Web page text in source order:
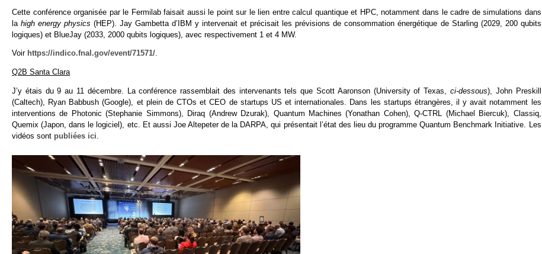
Cette conférence organisée par le Fermilab faisait aussi le point sur le lien entre calcul quantique et HPC, notamment dans le cadre de simulations dans
lahigh energy physics (HEP). Jay Gambetta d’IBM y intervenait et précisait les prévisions de consommation énergétique de Starling (2029, 200 qubits
logiques) et BlueJay (2033, 2000 qubits logiques), avec respectivement 1 et 4 MW.
Voir https://indico.fnal.gov/event/71571/.
Q2B Santa Clara
J’y étais du 9 au 11 décembre. La conférence rassemblait des intervenants tels que Scott Aaronson (University of Texas,ci-dessous), John Preskill
(Caltech), Ryan Babbush (Google), et plein de CTOs et CEO de startups US et internationales. Dans les startups étrangères, il y avait notamment les
interventions de Photonic (Stephanie Simmons), Diraq (Andrew Dzurak), Quantum Machines (Yonathan Cohen), Q-CTRL (Michael Biercuk), Classiq,
Quemix (Japon, dans le logiciel), etc. Et aussi Joe Altepeter de la DARPA, qui présentait l’état des lieu du programme Quantum Benchmark Initiative. Les
vidéos sont publiées ici.